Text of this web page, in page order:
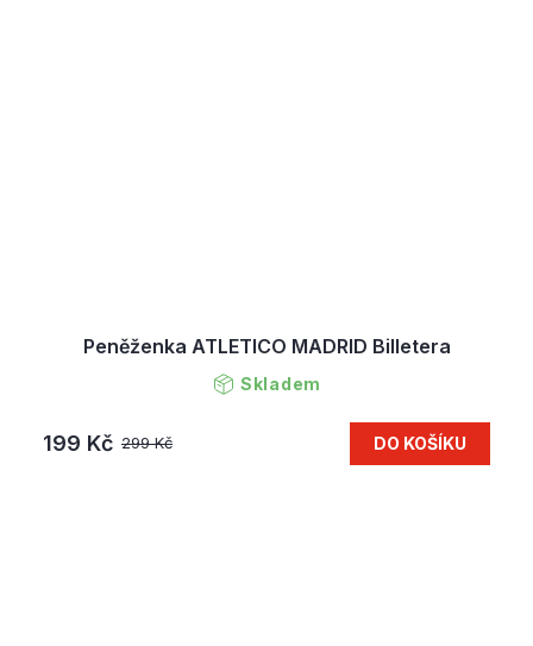
Peněženka ATLETICO MADRID Billetera
Skladem
299 Kč
199 Kč DO KOŠÍKU